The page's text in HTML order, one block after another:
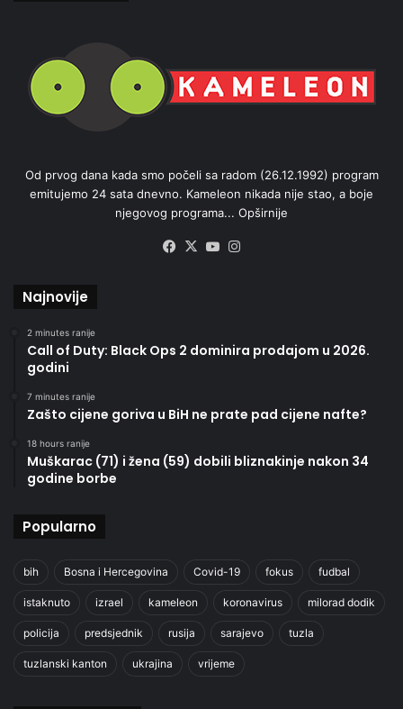
Od prvog dana kada smo počeli sa radom (26.12.1992) program
emitujemo 24 sata dnevno. Kameleon nikada nije stao, a boje
njegovog programa... Opširnije
Facebook
X YouTube
Najnovije
2 minutes ranije
Call of Duty: Black Ops 2 dominira prodajom u 2026.
godini
7 minutes ranije
Zašto cijene goriva u BiH ne prate pad cijene nafte?
18 hours ranije
Muškarac (71) i žena (59) dobili bliznakinje nakon 34
godine borbe
Popularno
bih Bosna i Hercegovina Covid-19 fokus fudbal
istaknuto izrael kameleon koronavirus milorad dodik
policija predsjednik rusija sarajevo tuzla
tuzlanski kanton ukrajina vrijeme